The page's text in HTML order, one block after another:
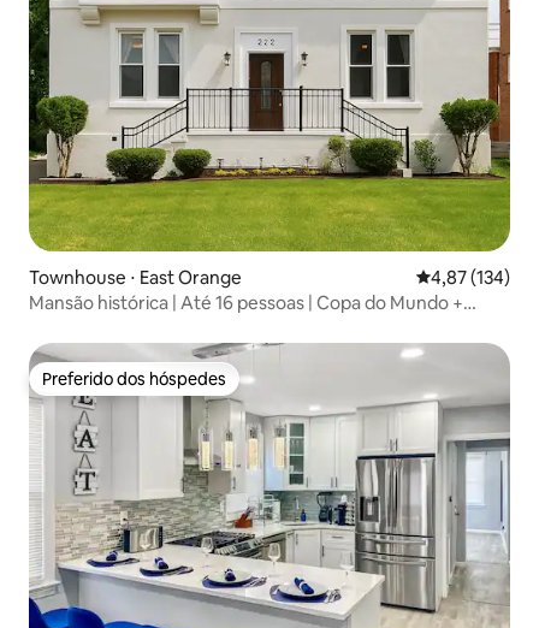
Townhouse ⋅ East Orange 4,87 de uma
4,87 (134)
Mansão histórica | Até 16 pessoas | Copa do Mundo +
Preferido dos hóspedes
Preferido dos hóspedes